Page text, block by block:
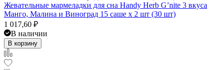
Жевательные мармеладки для сна Handy Herb G’nite 3 вкуса
Манго, Малина и Виноград 15 саше x 2 шт (30 шт)
1 017,60 ₽
В наличии
В корзину